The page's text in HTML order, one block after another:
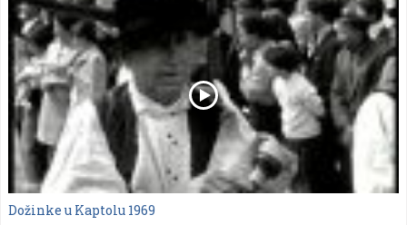
Dožinke u Kaptolu 1969